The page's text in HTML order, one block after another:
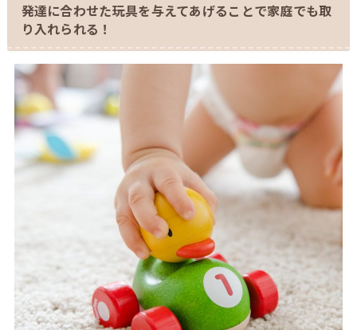
発達に合わせた玩具を与えてあげることで家庭でも取
り入れられる！